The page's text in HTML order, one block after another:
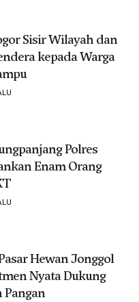
Sisir Wilayah dan
kepada Warga
Polres
Enam Orang
Hewan Jonggol
Nyata Dukung